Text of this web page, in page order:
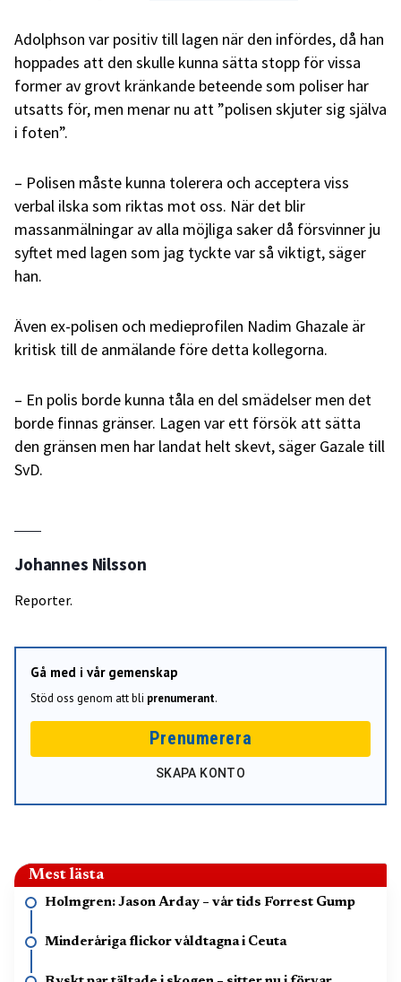
Adolphson var positiv till lagen när den infördes, då han
hoppades att den skulle kunna sätta stopp för vissa
former av grovt kränkande beteende som poliser har
utsatts för, men menar nu att ”polisen skjuter sig själva
i foten”.
– Polisen måste kunna tolerera och acceptera viss
verbal ilska som riktas mot oss. När det blir
massanmälningar av alla möjliga saker då försvinner ju
syftet med lagen som jag tyckte var så viktigt, säger
han.
Även ex-polisen och medieprofilen Nadim Ghazale är
kritisk till de anmälande före detta kollegorna.
– En polis borde kunna tåla en del smädelser men det
borde finnas gränser. Lagen var ett försök att sätta
den gränsen men har landat helt skevt, säger Gazale till
SvD.
Johannes Nilsson
Reporter.
Gå med i vår gemenskap
Stöd oss genom att bli prenumerant.
Prenumerera
SKAPA KONTO
Mest lästa
Holmgren: Jason Arday – vår tids Forrest Gump
Minderåriga flickor våldtagna i Ceuta